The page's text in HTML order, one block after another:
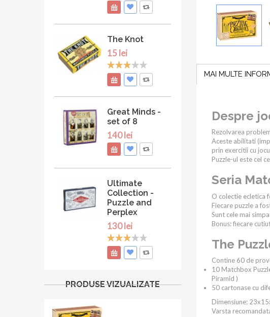
The Knot
15 lei
Great Minds -
set of 8
140 lei
Ultimate
Collection -
Puzzle and
Perplex
130 lei
PRODUSE VIZUALIZATE
MAI MULTE
Despre
Rezolvarea
Aceste abilitati
prin exercitii cu
Puzzle-ul este cel
Seria
O colectie ecletica
Fiecare puzzle a
Sunt cele mai
Bonus: fiecare
The
Contine 60 de
10 Matchbox
Piramid )
50 cartonase cu
Dimensiune:
Varsta